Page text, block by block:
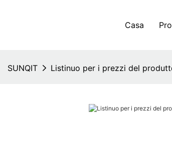
Casa
SUNQIT Listinuo per i prezzi del